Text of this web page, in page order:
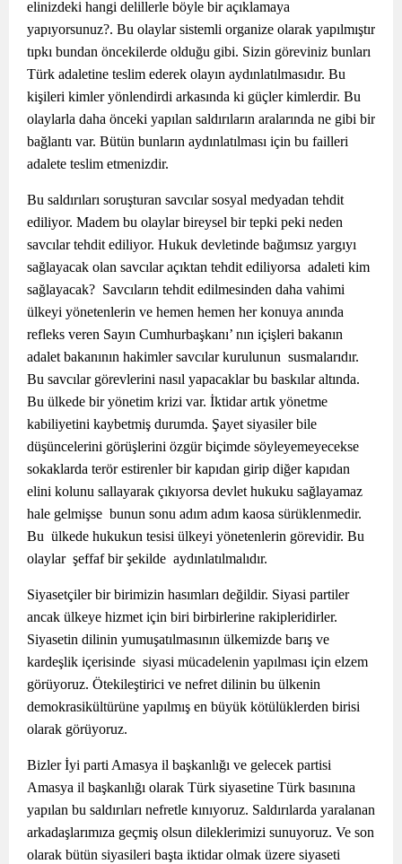
elinizdeki hangi delillerle böyle bir açıklamaya
yapıyorsunuz?. Bu olaylar sistemli organize olarak yapılmıştır
tıpkı bundan öncekilerde olduğu gibi. Sizin göreviniz bunları
Türk adaletine teslim ederek olayın aydınlatılmasıdır. Bu
kişileri kimler yönlendirdi arkasında ki güçler kimlerdir. Bu
olaylarla daha önceki yapılan saldırıların aralarında ne gibi bir
bağlantı var. Bütün bunların aydınlatılması için bu failleri
adalete teslim etmenizdir.
Bu saldırıları soruşturan savcılar sosyal medyadan tehdit
ediliyor. Madem bu olaylar bireysel bir tepki peki neden
savcılar tehdit ediliyor. Hukuk devletinde bağımsız yargıyı
sağlayacak olan savcılar açıktan tehdit ediliyorsa adaleti kim
sağlayacak? Savcıların tehdit edilmesinden daha vahimi
ülkeyi yönetenlerin ve hemen hemen her konuya anında
refleks veren Sayın Cumhurbaşkanı’ nın içişleri bakanın
adalet bakanının hakimler savcılar kurulunun susmalarıdır.
Bu savcılar görevlerini nasıl yapacaklar bu baskılar altında.
Bu ülkede bir yönetim krizi var. İktidar artık yönetme
kabiliyetini kaybetmiş durumda. Şayet siyasiler bile
düşüncelerini görüşlerini özgür biçimde söyleyemeyecekse
sokaklarda terör estirenler bir kapıdan girip diğer kapıdan
elini kolunu sallayarak çıkıyorsa devlet hukuku sağlayamaz
hale gelmişse bunun sonu adım adım kaosa sürüklenmedir.
Bu ülkede hukukun tesisi ülkeyi yönetenlerin görevidir. Bu
olaylar şeffaf bir şekilde aydınlatılmalıdır.
Siyasetçiler bir birimizin hasımları değildir. Siyasi partiler
ancak ülkeye hizmet için biri birbirlerine rakipleridirler.
Siyasetin dilinin yumuşatılmasının ülkemizde barış ve
kardeşlik içerisinde siyasi mücadelenin yapılması için elzem
görüyoruz. Ötekileştirici ve nefret dilinin bu ülkenin
demokrasikültürüne yapılmış en büyük kötülüklerden birisi
olarak görüyoruz.
Bizler İyi parti Amasya il başkanlığı ve gelecek partisi
Amasya il başkanlığı olarak Türk siyasetine Türk basınına
yapılan bu saldırıları nefretle kınıyoruz. Saldırılarda yaralanan
arkadaşlarımıza geçmiş olsun dileklerimizi sunuyoruz. Ve son
olarak bütün siyasileri başta iktidar olmak üzere siyaseti